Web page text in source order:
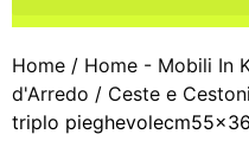
Home / Home - Mobili In
d'Arredo / Ceste e Cestoni
triplo